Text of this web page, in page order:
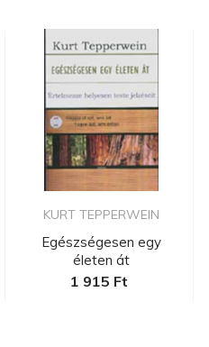
KURT TEPPERWEIN
Egészségesen egy
életen át
1 915 Ft